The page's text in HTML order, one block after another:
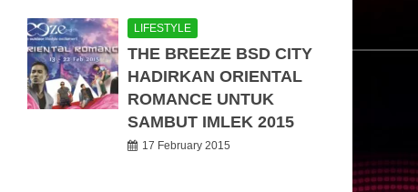
LIFESTYLE
THE BREEZE BSD CITY
HADIRKAN ORIENTAL
ROMANCE UNTUK
SAMBUT IMLEK 2015
17 February 2015